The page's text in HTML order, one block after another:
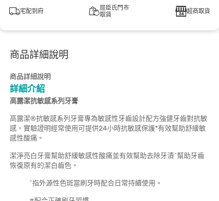
宅配到府
屈臣氏門市
取貨
超商取貨
商品詳細說明
商品詳細說明
詳細介紹
高露潔抗敏感系列牙膏
高露潔®抗敏感系列牙膏專為敏感性牙齒設計配方強健牙齒對抗敏
感。實驗證明經常使用可提供24小時抗敏感保護*有效幫助舒緩敏
感性酸痛。
潔淨亮白牙膏幫助舒緩敏感性酸痛並有效幫助去除牙漬^幫助牙齒
恢復原有的潔白齒色。
^指外源性色斑當刷牙時配合日常持續使用。